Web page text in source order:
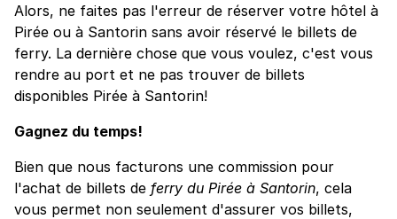
Alors, ne faites pas l'erreur de réserver votre hôtel à
Pirée ou à Santorin sans avoir réservé le billets de
ferry. La dernière chose que vous voulez, c'est vous
rendre au port et ne pas trouver de billets
disponibles Pirée à Santorin!
Gagnez du temps!
Bien que nous facturons une commission pour
l'achat de billets de ferry du Pirée à Santorin, cela
vous permet non seulement d'assurer vos billets,